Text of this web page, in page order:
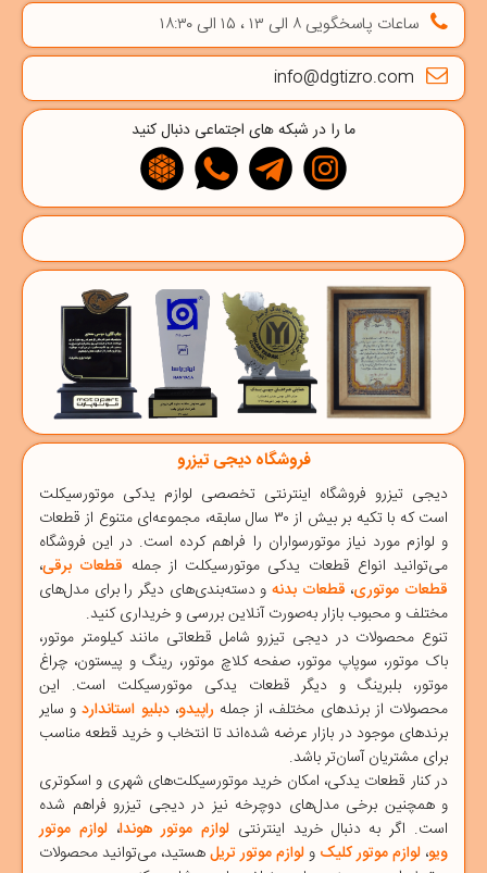
ساعات پاسخگویی ۸ الی ۱۳ ، ۱۵ الی ۱۸:۳۰
info@dgtizro.com
ما را در شبکه های اجتماعی دنبال کنید
فروشگاه دیجی تیزرو
دیجی‌ تیزرو فروشگاه اینترنتی تخصصی لوازم یدکی موتورسیکلت
است که با تکیه بر بیش از ۳۰ سال سابقه، مجموعه‌ای متنوع از قطعات
و لوازم مورد نیاز موتورسواران را فراهم کرده است. در این فروشگاه
می‌توانید انواع قطعات یدکی موتورسیکلت از جمله قطعات برقی،
قطعات موتوری، قطعات بدنه و دسته‌بندی‌های دیگر را برای مدل‌های
مختلف و محبوب بازار به‌صورت آنلاین بررسی و خریداری کنید.
تنوع محصولات در دیجی ‌تیزرو شامل قطعاتی مانندکیلومتر موتور،
باک موتور، سوپاپ موتور، صفحه کلاچ موتور، رینگ و پیستون، چراغ
موتور، بلبرینگو دیگر قطعات یدکی موتورسیکلت است. این
محصولات از برندهای مختلف، از جملهراپیدو،دبلیو استانداردو سایر
برندهای موجود در بازار عرضه شده‌اند تا انتخاب و خرید قطعه مناسب
برای مشتریان آسان‌تر باشد.
در کنار قطعات یدکی، امکان خریدموتورسیکلت‌های شهری و اسکوتری
و همچنین برخی مدل‌های دوچرخه نیز در دیجی ‌تیزرو فراهم شده
است. اگر به دنبال خرید اینترنتی لوازم موتور هوندا،لوازم موتور
ویو، لوازم موتور کلیک و لوازم موتور تریلهستید، می‌توانید محصولات